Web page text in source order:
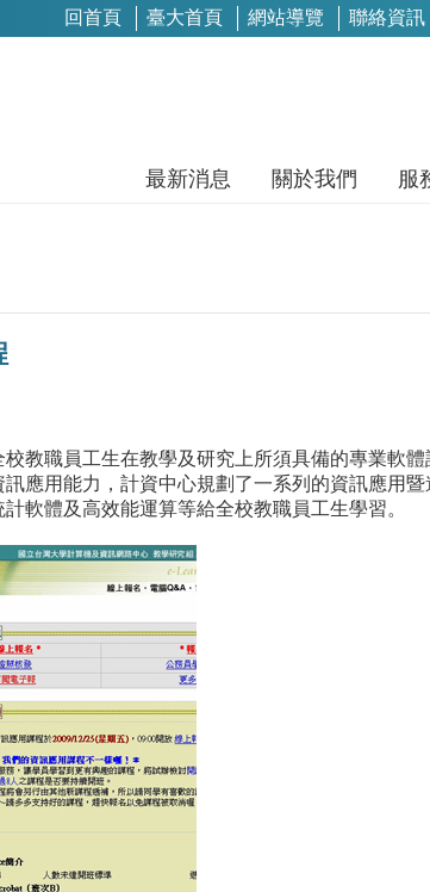
回首頁 臺大首頁 網站導覽 聯絡資訊
最新消息 關於我們 服
教職員工生在教學及研究上所須具備的專業軟
應用能力，計資中心規劃了一系列的資訊應用
軟體及高效能運算等給全校教職員工生學習。